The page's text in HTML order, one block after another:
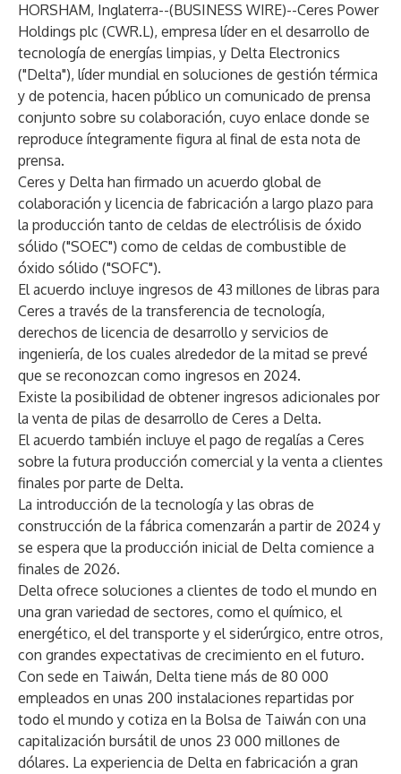
HORSHAM, Inglaterra--(BUSINESS WIRE)--Ceres Power
Holdings plc (CWR.L), empresa líder en el desarrollo de
tecnología de energías limpias, y Delta Electronics
("Delta"), líder mundial en soluciones de gestión térmica
y de potencia, hacen público un comunicado de prensa
conjunto sobre su colaboración, cuyo enlace donde se
reproduce íntegramente figura al final de esta nota de
prensa.
Ceres y Delta han firmado un acuerdo global de
colaboración y licencia de fabricación a largo plazo para
la producción tanto de celdas de electrólisis de óxido
sólido ("SOEC") como de celdas de combustible de
óxido sólido ("SOFC").
El acuerdo incluye ingresos de 43 millones de libras para
Ceres a través de la transferencia de tecnología,
derechos de licencia de desarrollo y servicios de
ingeniería, de los cuales alrededor de la mitad se prevé
que se reconozcan como ingresos en 2024.
Existe la posibilidad de obtener ingresos adicionales por
la venta de pilas de desarrollo de Ceres a Delta.
El acuerdo también incluye el pago de regalías a Ceres
sobre la futura producción comercial y la venta a clientes
finales por parte de Delta.
La introducción de la tecnología y las obras de
construcción de la fábrica comenzarán a partir de 2024 y
se espera que la producción inicial de Delta comience a
finales de 2026.
Delta ofrece soluciones a clientes de todo el mundo en
una gran variedad de sectores, como el químico, el
energético, el del transporte y el siderúrgico, entre otros,
con grandes expectativas de crecimiento en el futuro.
Con sede en Taiwán, Delta tiene más de 80 000
empleados en unas 200 instalaciones repartidas por
todo el mundo y cotiza en la Bolsa de Taiwán con una
capitalización bursátil de unos 23 000 millones de
dólares. La experiencia de Delta en fabricación a gran